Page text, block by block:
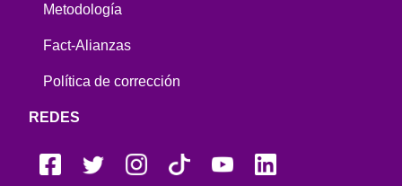
Metodología
Fact-Alianzas
Política de corrección
REDES